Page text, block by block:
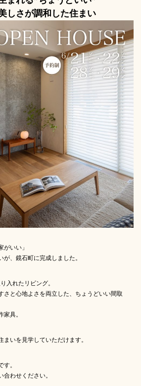
しさが調和した住まい
がいい」
、鏡石町に完成しました。
入れたリビング。
さと心地よさを両立した、ちょうどいい間取
具。
いを見学していただけます。
。
わせください。